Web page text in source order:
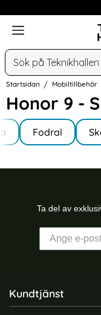
Meny
Sök
Startsidan Mobiltillbehör
Honor 9 -
Hoppa
till
produkter
Fodral
Ta del av
Sidfot
Kundtjänst